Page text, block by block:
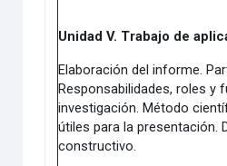
Unidad V. Trabajo de
Elaboración del informe.
Responsabilidades, roles y
investigación. Método
útiles para la presentación.
constructivo.